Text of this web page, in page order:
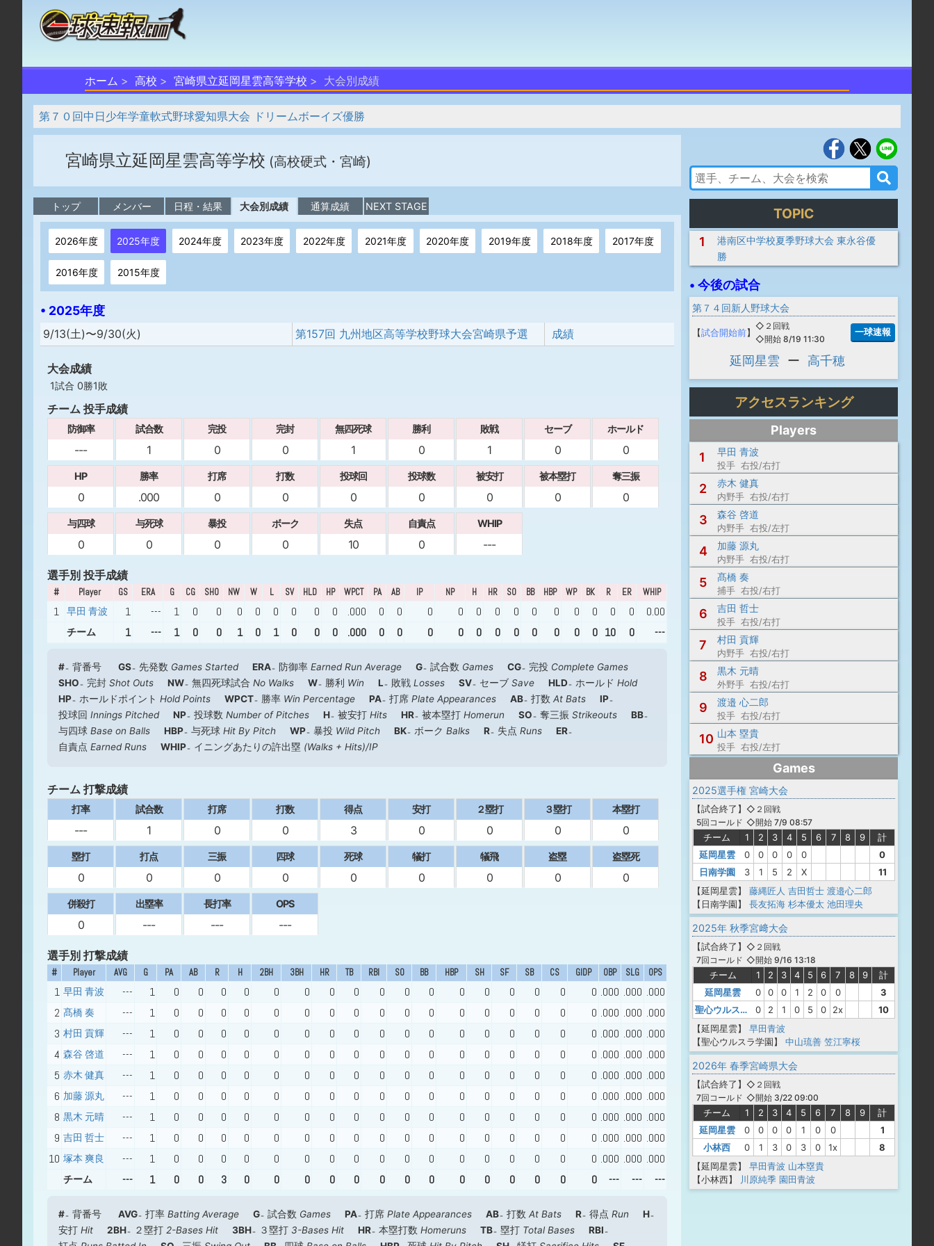
ホーム 高校 宮崎県立延岡星雲高等学校 大会別成績
第７０回中日少年学童軟式野球愛知県大会 ドリームボーイズ優勝
宮崎県立延岡星雲高等学校 (高校硬式・宮崎)
トップ メンバー 日程・結果 大会別成績 通算成績 NEXT STAGE
2026年度 2025年度 2024年度 2023年度 2022年度 2021年度 2020年度 2019年度 2018年度 2017年度
2016年度 2015年度
• 2025年度
9/13(土)〜9/30(火) 第157回 九州地区高等学校野球大会宮崎県予選 成績
大会成績
1試合 0勝1敗
チーム 投手成績
防御率
---
試合数
1
完投
0
完封
0
無四死球
1
勝利
0
敗戦
1
セーブ
0
ホールド
0
HP
0
勝率
.000
打席
0
打数
0
投球回
0
投球数
0
被安打
0
被本塁打
0
奪三振
0
与四球
0
与死球
0
暴投
0
ボーク
0
失点
10
自責点
0
WHIP
---
選手別 投手成績
# Player GS ERA G CG SHO NW W L SV HLD HP WPCT PA AB IP NP H HR SO BB HBP WP BK R ER WHIP
1 早田 青波 1 --- 1 0 0 0 0 0 0 0 0 .000 0 0 0 0 0 0 0 0 0 0 0 0 0 0.00
チーム 1 --- 1 0 0 1 0 1 0 0 0 .000 0 0 0 0 0 0 0 0 0 0 0 10 0 ---
# 背番号 GS 先発数 Games Started ERA 防御率 Earned Run Average G 試合数 Games CG 完投 Complete Games
SHO
完封 Shot Outs NW 無四死球試合 No Walks W 勝利 Win L 敗戦 Losses SV セーブ Save HLD ホールド Hold
HP
ホールドポイント Hold Points WPCT 勝率 Win Percentage PA 打席 Plate Appearances AB 打数 At Bats
IP
投球回 Innings Pitched NP 投球数 Number of Pitches H 被安打 Hits HR 被本塁打 Homerun SO 奪三振 Strikeouts
BB
与四球 Base on Balls HBP 与死球 Hit By Pitch WP 暴投 Wild Pitch BK ボーク Balks R 失点 Runs
ER
自責点 Earned Runs WHIP イニングあたりの許出塁 (Walks + Hits)/IP
チーム 打撃成績
打率
---
試合数
1
打席
0
打数
0
得点
3
安打
0
２塁打
0
３塁打
0
本塁打
0
塁打
0
打点
0
三振
0
四球
0
死球
0
犠打
0
犠飛
0
盗塁
0
盗塁死
0
併殺打
0
出塁率
---
長打率
---
OPS
---
選手別 打撃成績
# Player AVG G PA AB R H 2BH 3BH HR TB RBI SO BB HBP SH SF SB CS GIDP OBP SLG OPS
1 早田 青波 --- 1 0 0 0 0 0 0 0 0 0 0 0 0 0 0 0 0 0 .000 .000 .000
2 髙橋 奏 --- 1 0 0 0 0 0 0 0 0 0 0 0 0 0 0 0 0 0 .000 .000 .000
3 村田 貢輝 --- 1 0 0 0 0 0 0 0 0 0 0 0 0 0 0 0 0 0 .000 .000 .000
4 森谷 啓道 --- 1 0 0 0 0 0 0 0 0 0 0 0 0 0 0 0 0 0 .000 .000 .000
5 赤木 健真 --- 1 0 0 0 0 0 0 0 0 0 0 0 0 0 0 0 0 0 .000 .000 .000
6 加藤 源丸 --- 1 0 0 0 0 0 0 0 0 0 0 0 0 0 0 0 0 0 .000 .000 .000
8 黒木 元晴 --- 1 0 0 0 0 0 0 0 0 0 0 0 0 0 0 0 0 0 .000 .000 .000
9 吉田 哲士 --- 1 0 0 0 0 0 0 0 0 0 0 0 0 0 0 0 0 0 .000 .000 .000
10 塚本 爽良 --- 1 0 0 0 0 0 0 0 0 0 0 0 0 0 0 0 0 0 .000 .000 .000
チーム --- 1 0 0 3 0 0 0 0 0 0 0 0 0 0 0 0 0 0 --- --- ---
# 背番号 AVG 打率 Batting Average G 試合数 Games PA 打席 Plate Appearances AB 打数 At Bats R 得点 Run
H
安打 Hit 2BH ２塁打 2-Bases Hit 3BH ３塁打 3-Bases Hit HR 本塁打数 Homeruns TB 塁打 Total Bases
RBI
TOPIC
1
港南区中学校夏季野球大会 東永谷優
勝
• 今後の試合
第７４回新人野球大会
【試合開始前】
◇２回戦
◇開始 8/19 11:30
一球速報
延岡星雲 ー 高千穂
アクセスランキング
Players
1
早田 青波
投手 右投/右打
2 赤木 健真
内野手 右投/右打
3 森谷 啓道
内野手 右投/左打
4 加藤 源丸
内野手 右投/右打
5 髙橋 奏
捕手 右投/右打
6 吉田 哲士
投手 右投/右打
7 村田 貢輝
内野手 右投/右打
8 黒木 元晴
外野手 右投/右打
9 渡邉 心二郎
投手 右投/右打
10 山本 塁貴
投手 右投/左打
Games
2025選手権 宮崎大会
【試合終了 】
5回コールド
◇２回戦
◇開始 7/9 08:57
チーム 1 2 3 4 5 6 7 8 9
計
延岡星雲
0 0 0 0 0
0
日南学園
3 1 5 2 X
11
【延岡星雲】
藤縄匠人 吉田哲士 渡邉心二郎
【日南学園】
長友拓海 杉本優太 池田理央
2025年 秋季宮﨑大会
【試合終了 】
7回コールド
◇２回戦
◇開始 9/16 13:18
チーム 1 2 3 4 5 6 7 8 9
計
延岡星雲
0 0 0 1 2 0 0
3
聖心ウルスラ学園
0 2 1 0 5 0 2x
10
【延岡星雲】
早田青波
【聖心ウルスラ学園】
中山琉善 笠江寧桜
2026年 春季宮崎県大会
【試合終了 】
7回コールド
◇２回戦
◇開始 3/22 09:00
チーム 1 2 3 4 5 6 7 8 9
計
延岡星雲
0 0 0 0 1 0 0
1
小林西
0 1 3 0 3 0 1x
8
【延岡星雲】
早田青波 山本塁貴
【小林西】
川原純季 園田青波